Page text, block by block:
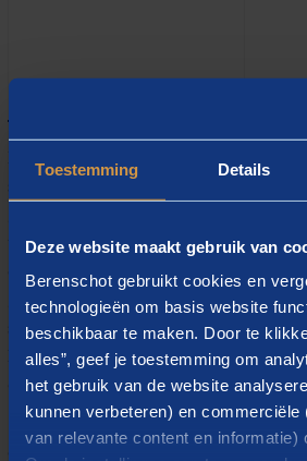
Toestemming Details
Deze website maakt gebruik van
Berenschot gebruikt cookies en
technologieën om basis website
beschikbaar te maken. Door te
alles”, geef je toestemming om
het gebruik van de website
kunnen verbeteren) en commerciële
van relevante content en informatie)
Door mijn achtergrond in
ik geleerd complexe vraagstukken
doorgronden. Even belangrijk is het
goed naar elkaar te luisteren, want
sleutel tot samenwerking en
Berenschot voel ik me thuis in een
omgeving waar samenwerking
Met mijn ervaring en focus op
deskundig advies over het oprichten